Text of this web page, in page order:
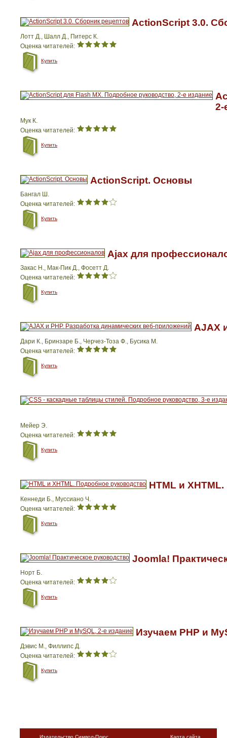
ActionScript 3.0.
Лотт Д., Шалл Д., Питерс К.
Оценка читателей:
Купить
2-
Мук К.
Оценка читателей:
Купить
ActionScript. Основы
Бангал Ш.
Оценка читателей:
Купить
Ajax для
Закас Н., Мак-Пик Д., Фосетт Д.
Оценка читателей:
Купить
AJAX
Дари К., Бринзаре Б., Черчез-Тоза Ф., Бусика М.
Оценка читателей:
Купить
Мейер Э.
Оценка читателей:
Купить
HTML и
Кеннеди Б., Муссиано Ч.
Оценка читателей:
Купить
Joomla!
Норт Б.
Оценка читателей:
Купить
Изучаем PHP и
Дэвис М., Филлипс Д.
Оценка читателей:
Купить
Карта сайта
Издательство Символ-Плюс